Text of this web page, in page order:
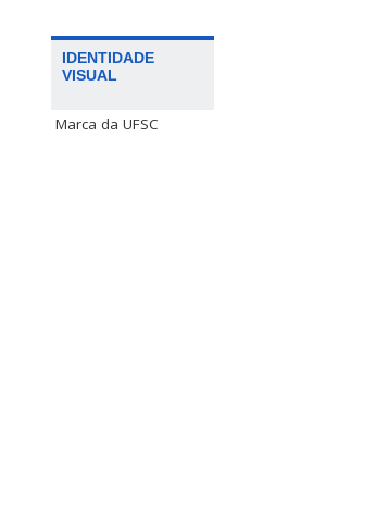
IDENTIDADE
VISUAL
Marca da UFSC